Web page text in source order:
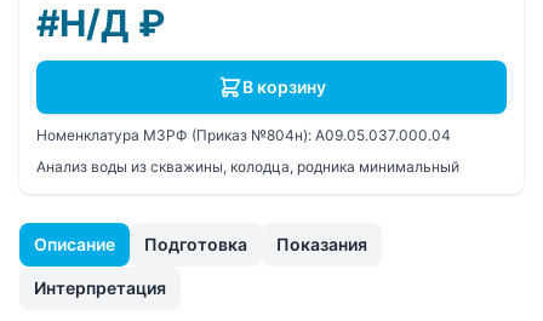
Описание Подготовка Показания
Интерпретация
#Н/Д ₽
В корзину
Номенклатура МЗРФ (Приказ №804н): A09.05.037.000.04
Анализ воды из скважины, колодца, родника минимальный